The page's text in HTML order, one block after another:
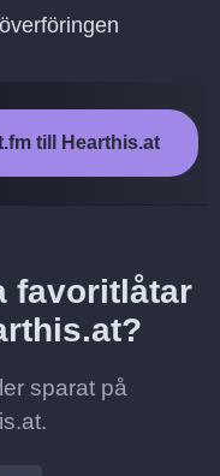
till Hearthis.at
favoritlåtar
sparat på